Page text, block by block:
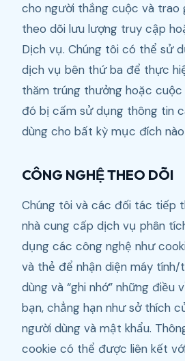
cho người thắng cuộc và trao
theo dõi lưu lượng truy cập
Dịch vụ. Chúng tôi có thể sử
dịch vụ bên thứ ba để thực
thăm trúng thưởng hoặc
đó bị cấm sử dụng thông tin
dùng cho bất kỳ mục đích nào
CÔNG NGHỆ THEO DÕI
Chúng tôi và các đối tác tiếp
nhà cung cấp dịch vụ phân
dụng các công nghệ như
và thẻ để nhận diện máy
dùng và “ghi nhớ” những điều
bạn, chẳng hạn như sở thích
người dùng và mật khẩu.
cookie có thể được liên kết